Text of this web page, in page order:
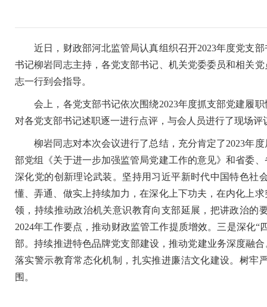
近日，财政部河北监管局认真组织召开2023年度党支部
书记柳岩同志主持，各党支部书记、机关党委委员和相关
志一行到会指导。
会上，各党支部书记依次围绕2023年度抓支部党建履职
对各党支部书记述职逐一进行点评，与会人员进行了现场评
柳岩同志对本次会议进行了总结，充分肯定了2023年度
部党组《关于进一步加强监管局党建工作的意见》和省委
深化党的创新理论武装。坚持用习近平新时代中国特色社
懂、弄通、做实上持续加力，在深化上下功夫，在内化上
领，持续推动政治机关意识教育向支部延展，把讲政治的
2024年工作要点，推动财政监管工作提质增效。三是深化
部。持续推进特色品牌党支部建设，推动党建业务深度融
落实警示教育常态化机制，扎实推进廉洁文化建设。树牢
围。